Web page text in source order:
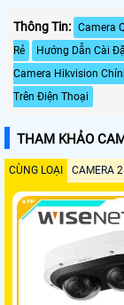
Thông Tin: Camera
Rẻ
Hướng Dẫn Cài
Camera Hikvision
Trên Điện Thoại
THAM KHẢO
CÙNG LOẠI CAMERA